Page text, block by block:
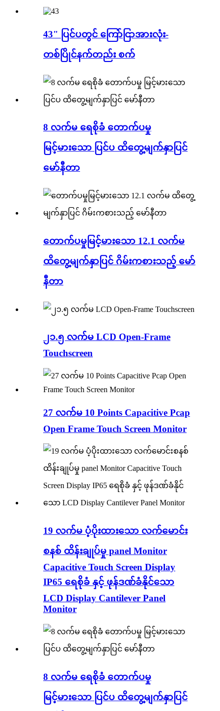
43" ပြင်ပတွင် ကြော်ငြာအားလုံး-
တစ်ပြိုင်နက်တည်း စက်
8 လက်မ ရေစိုခံ တောက်ပမှု
မြင့်မားသော ပြင်ပ ထိတွေ့မျက်နှာပြင်
မော်နီတာ
တောက်ပမှုမြင့်မားသော 12.1 လက်မ
ထိတွေ့မျက်နှာပြင် ဂိမ်းကစားသည့် မော်
နီတာ
၂၁.၅ လက်မ LCD Open-Frame
Touchscreen
27 လက်မ 10 Points Capacitive Pcap
Open Frame Touch Screen Monitor
19 လက်မ ပံ့ပိုးထားသော လက်မောင်း
စနစ် ထိန်းချုပ်မှု panel Monitor
Capacitive Touch Screen Display
IP65 ရေစိုခံ နှင့် ဖုန်ဒဏ်ခံနိုင်သော
LCD Display Cantilever Panel
Monitor
8 လက်မ ရေစိုခံ တောက်ပမှု
မြင့်မားသော ပြင်ပ ထိတွေ့မျက်နှာပြင်